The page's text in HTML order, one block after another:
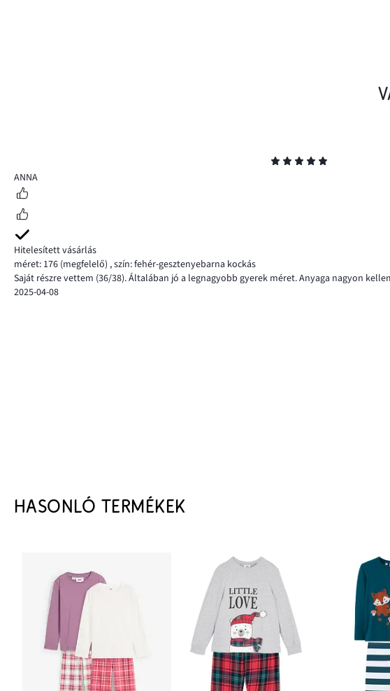
5
ANNA
Hitelesített vásárlás
méret: 176 (megfelelő) ,szín: fehér-gesztenyebarna kockás
Saját részre vettem (36/38). Általában jó a legnagyobb gyerek méret. Anyaga nagyon
2025-04-08
HASONLÓ TERMÉKEK